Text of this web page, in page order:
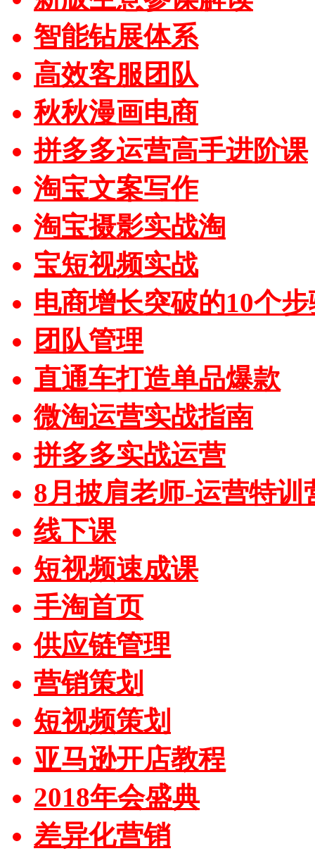
智能钻展体系
高效客服团队
秋秋漫画电商
拼多多运营高手进阶课
淘宝文案写作
淘宝摄影实战淘
宝短视频实战
电商增长突破的10个
团队管理
直通车打造单品爆款
微淘运营实战指南
拼多多实战运营
8月披肩老师-运营特训
线下课
短视频速成课
手淘首页
供应链管理
营销策划
短视频策划
亚马逊开店教程
2018年会盛典
差异化营销